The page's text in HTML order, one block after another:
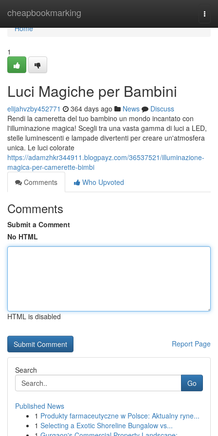
cheapbookmarking
Home
Home
1
Luci Magiche per Bambini
elijahvzby452771 364 days ago News
Discuss
Rendi la cameretta del tuo bambino un mondo incantato con
l'illuminazione magica! Scegli tra una vasta gamma di luci a LED,
stelle luminescenti e lampade divertenti per creare un'atmosfera
unica. Le luci colorate
https://adamzhkr344911.blogpayz.com/36537521/illuminazione-
magica-per-camerette-bimbi
Comments
Who Upvoted
Comments
Submit a Comment
No HTML
HTML is disabled
Report Page
Search
Go
Published News
1 Produkty farmaceutyczne w Polsce: Aktualny ryne...
1 Selecting a Exotic Shoreline Bungalow vs...